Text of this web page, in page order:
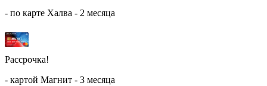
- по карте Халва - 2 месяца
Рассрочка!
- картой Магнит - 3 месяца